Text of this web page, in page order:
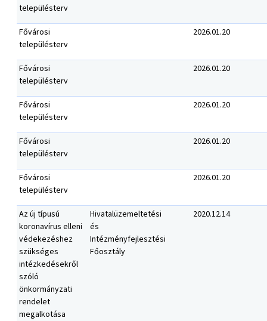
településterv
Fővárosi
településterv
2026.01.20
Fővárosi
településterv
2026.01.20
Fővárosi
településterv
2026.01.20
Fővárosi
településterv
2026.01.20
Fővárosi
településterv
2026.01.20
Az új típusú
koronavírus elleni
védekezéshez
szükséges
intézkedésekről
szóló
önkormányzati
rendelet
megalkotása
Hivatalüzemeltetési
és
Intézményfejlesztési
Főosztály
2020.12.14